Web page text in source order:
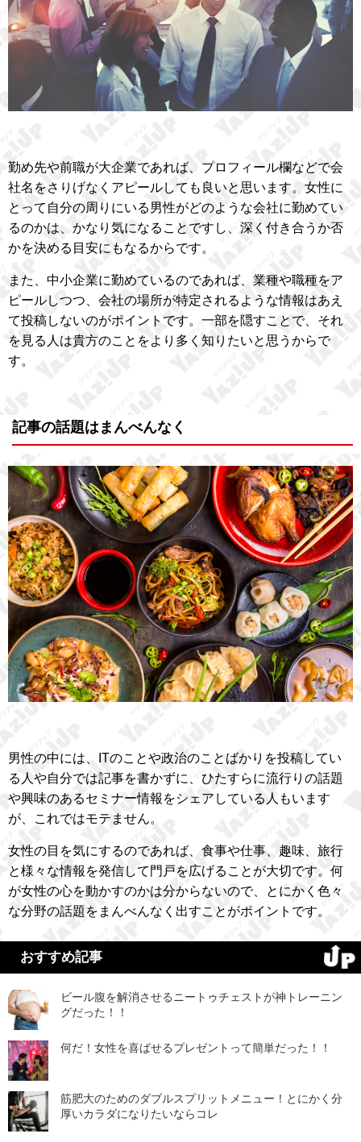
勤め先や前職が大企業であれば、プロフィール欄などで会
社名をさりげなくアピールしても良いと思います。女性に
とって自分の周りにいる男性がどのような会社に勤めてい
るのかは、かなり気になることですし、深く付き合うか否
かを決める目安にもなるからです。
また、中小企業に勤めているのであれば、業種や職種をア
ピールしつつ、会社の場所が特定されるような情報はあえ
て投稿しないのがポイントです。一部を隠すことで、それ
を見る人は貴方のことをより多く知りたいと思うからで
す。
記事の話題はまんべんなく
男性の中には、ITのことや政治のことばかりを投稿してい
る人や自分では記事を書かずに、ひたすらに流行りの話題
や興味のあるセミナー情報をシェアしている人もいます
が、これではモテません。
女性の目を気にするのであれば、食事や仕事、趣味、旅行
と様々な情報を発信して門戸を広げることが大切です。何
が女性の心を動かすのかは分からないので、とにかく色々
な分野の話題をまんべんなく出すことがポイントです。
おすすめ記事
ビール腹を解消させるニートゥチェストが神トレーニン
グだった！！
何だ！女性を喜ばせるプレゼントって簡単だった！！
筋肥大のためのダブルスプリットメニュー！とにかく分
厚いカラダになりたいならコレ